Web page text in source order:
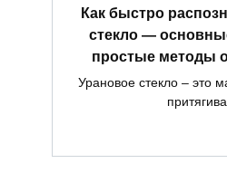
Как быстро
стекло —
простые методы
Урановое стекло – это